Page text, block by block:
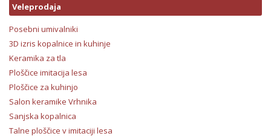
Veleprodaja
Posebni umivalniki
3D izris kopalnice in kuhinje
Keramika za tla
Ploščice imitacija lesa
Ploščice za kuhinjo
Salon keramike Vrhnika
Sanjska kopalnica
Talne ploščice v imitaciji lesa